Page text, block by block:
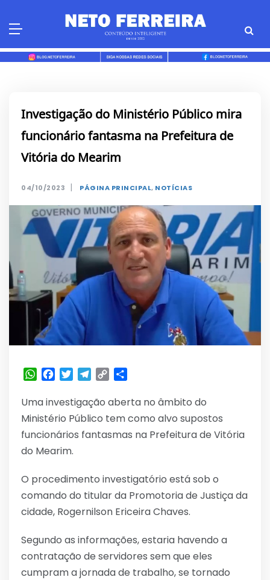
Investigação do Ministério Público mira
funcionário fantasma na Prefeitura de
Vitória do Mearim
04/10/2023 | PÁGINA PRINCIPAL, NOTÍCIAS
WhatsApp
Facebook
TwitterTelegram
Copy
Uma investigação aberta no âmbito do
Ministério Público tem como alvo supostos
funcionários fantasmas na Prefeitura de Vitória
do Mearim.
O procedimento investigatório está sob o
comando do titular da Promotoria de Justiça da
cidade, Rogernilson Ericeira Chaves.
Segundo as informações, estaria havendo a
contratação de servidores sem que eles
cumpram a jornada de trabalho, se tornado